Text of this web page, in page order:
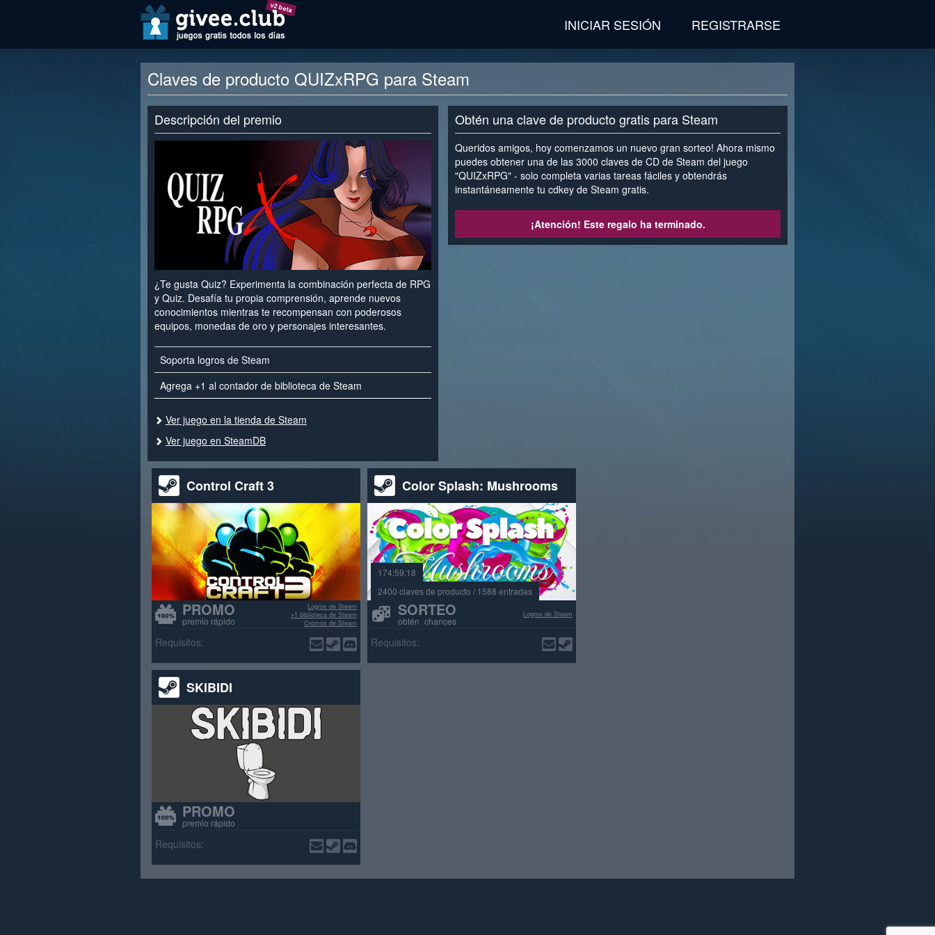
v2 beta
INICIAR SESIÓN REGISTRARSE
Claves de producto QUIZxRPG para Steam
Descripción del premio
¿Te gusta Quiz? Experimenta la combinación perfecta de RPG
y Quiz. Desafía tu propia comprensión, aprende nuevos
conocimientos mientras te recompensan con poderosos
equipos, monedas de oro y personajes interesantes.
Soporta logros de Steam
Agrega +1 al contador de biblioteca de Steam
Ver juego en la tienda de Steam
Ver juego en SteamDB
Obtén una clave de producto gratis para Steam
Queridos amigos, hoy comenzamos un nuevo gran sorteo! Ahora mismo
puedes obtener una de las 3000 claves de CD de Steam del juego
"QUIZxRPG" - solo completa varias tareas fáciles y obtendrás
instantáneamente tu cdkey de Steam gratis.
¡Atención! Este regalo ha terminado.
Control Craft 3
PROMO
premio rápido
Logros de Steam
+1 biblioteca de Steam
Cromos de Steam
Requisitos:
Color Splash: Mushrooms
174:59:18
2400 claves de producto / 1588 entradas
SORTEO
obtén chances
Logros de Steam
Requisitos:
SKIBIDI
PROMO
premio rápido
Requisitos: